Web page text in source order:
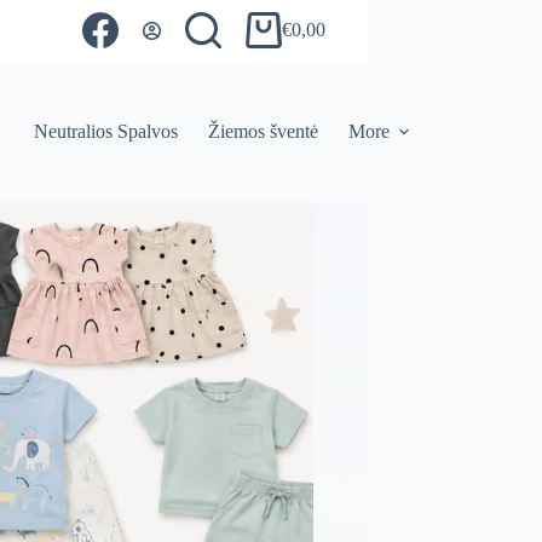
Shopping
€0,00
Neutralios Spalvos Žiemos šventė More